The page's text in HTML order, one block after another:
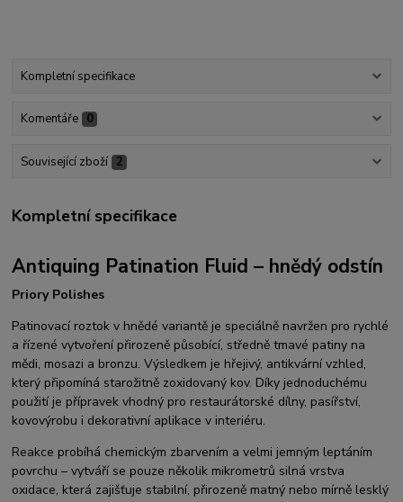
Kompletní specifikace
Komentáře 0
Související zboží 2
Kompletní specifikace
Antiquing Patination Fluid – hnědý odstín
Priory Polishes
Patinovací roztok v hnědé variantě je speciálně navržen pro rychlé
a řízené vytvoření přirozeně působící, středně tmavé patiny na
mědi, mosazi a bronzu. Výsledkem je hřejivý, antikvární vzhled,
který připomíná starožitně zoxidovaný kov. Díky jednoduchému
použití je přípravek vhodný pro restaurátorské dílny, pasířství,
kovovýrobu i dekorativní aplikace v interiéru.
Reakce probíhá chemickým zbarvením a velmi jemným leptáním
povrchu – vytváří se pouze několik mikrometrů silná vrstva
oxidace, která zajišťuje stabilní, přirozeně matný nebo mírně lesklý